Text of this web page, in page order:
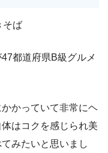
そば
都道府県B級グルメ
かっていて非常にヘ
はコクを感じられ美
みたいと思いまし